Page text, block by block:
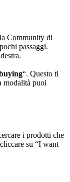
Community di
passaggi.
“. Questo ti
modalità puoi
i prodotti che
su “I want